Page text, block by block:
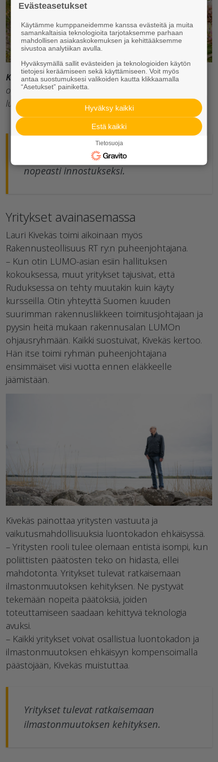
Kuva: – Ruduksen keskeisenä arvona on jo pitkään
ollut vastuullisuus, johon myös LUMO-ohjelma
luontevasti liittyy.
Henkilökunnan hämmästys muuttui
nopeasti innostukseksi.
Yritykset avainasemassa
Lauri Kivekäs toimi aikoinaan myös
Rakennusteollisuus RT ry:n puheenjohtajana.
– Kun otin LUMO-asian esiin hallituksen
kokouksessa, muut yritykset tajusivat, että
Ruduksessa on tehty muutakin kuin käyty
kursseilla. Otin yhteyttä Suomen kuuden
suurimman rakennusliikkeen toimitusjohtajaan ja
pyysin heitä mukaan rakennusalan LUMOn
ohjausryhmään. Kaikki suostuivat, Kivekäs kertoo.
Hän itse toimi ryhmän puheenjohtajana
ensimmäiset viisi vuotta ennen eläkkeelle
jäämistään.
Kivekäs painottaa yritysten vastuuta ja
vaikutusmahdollisuuksia luontokadon ehkäisyssä.
– Yritysten rooli tulee olemaan entistä isompi, kun
poliittisten päätösten teko on hidasta, ellei
mahdotonta. Yritykset tulevat ratkaisemaan
ilmastonmuutoksen kehityksen. Ne pystyvät
tekemään nopeita päätöksiä, joiden
toteuttamiseen saadaan kehittyvä teknologia
avuksi.
– Kaikki yritykset voivat osallistua luontokadon ja
ilmastonmuutoksen ehkäisyyn kompensoimalla
päästöjään, Kivekäs muistuttaa.
Yritykset tulevat ratkaisemaan
ilmastonmuutoksen kehityksen.
Evästeasetukset
Käytämme kumppaneidemme kanssa evästeitä ja muita
samankaltaisia teknologioita tarjotaksemme parhaan
mahdollisen asiakaskokemuksen ja kehittääksemme
sivustoa analytiikan avulla.
Hyväksymällä sallit evästeiden ja teknologioiden käytön
tietojesi keräämiseen sekä käyttämiseen. Voit myös
antaa suostumuksesi valikoiden kautta klikkaamalla
“Asetukset” painiketta.
Hyväksy kaikki
Estä kaikki
Tietosuoja